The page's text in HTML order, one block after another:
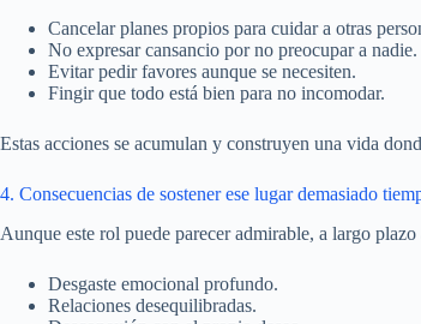
Cancelar planes propios para cuidar a otras
No expresar cansancio por no preocupar a nadie.
Evitar pedir favores aunque se necesiten.
Fingir que todo está bien para no incomodar.
Estas acciones se acumulan y construyen una vida
4. Consecuencias de sostener ese lugar demasiado
Aunque este rol puede parecer admirable, a largo
Desgaste emocional profundo.
Relaciones desequilibradas.